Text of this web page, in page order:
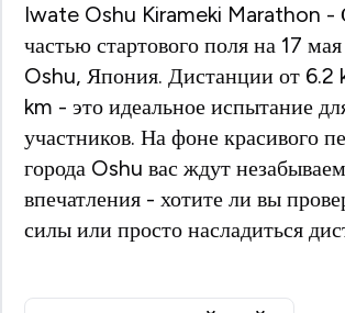
Iwate Oshu Kirameki Marathon -
частью стартового поля на 17
Oshu, Япония. Дистанции от 6.2
km - это идеальное испытание
участников. На фоне красивого
города Oshu вас ждут
впечатления - хотите ли вы
силы или просто насладиться